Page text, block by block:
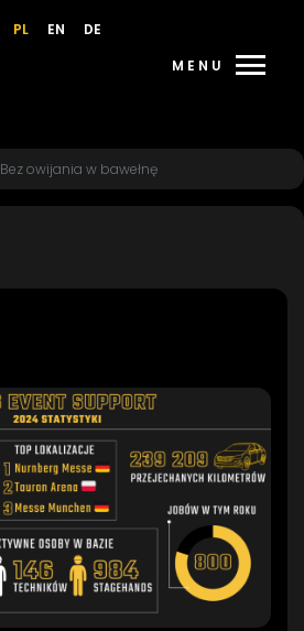
PL EN
DE
MENU
menu
Bez owijania w bawełnę